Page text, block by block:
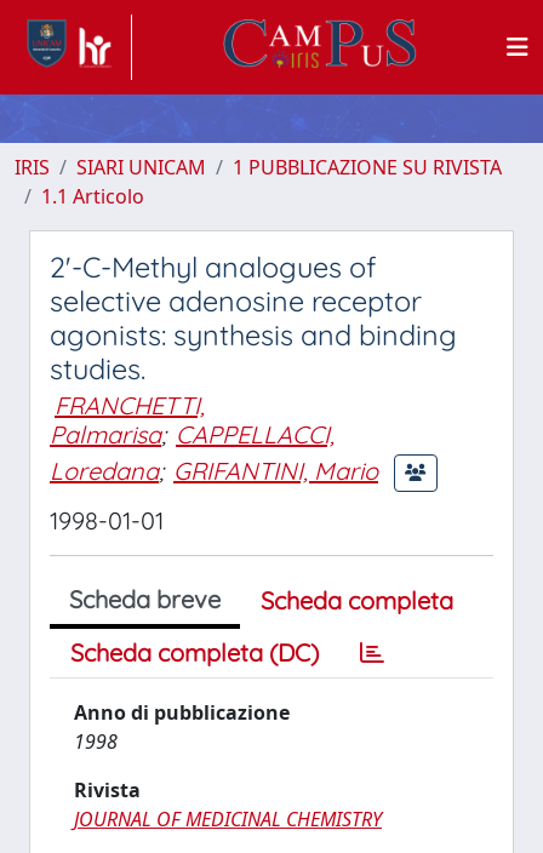
IRIS SIARI UNICAM
1 PUBBLICAZIONE SU RIVISTA
1.1 Articolo
2'-C-Methyl analogues of
selective adenosine receptor
agonists: synthesis and binding
studies.
FRANCHETTI,
Palmarisa; CAPPELLACCI,
Loredana; GRIFANTINI, Mario
1998-01-01
Scheda breve
Scheda completa
Scheda completa (DC)
Anno di pubblicazione
1998
Rivista
JOURNAL OF MEDICINAL CHEMISTRY